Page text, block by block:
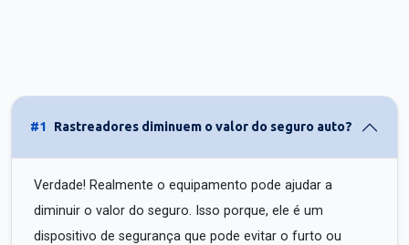
#1 Rastreadores diminuem o valor do seguro auto?
Verdade! Realmente o equipamento pode ajudar a
diminuir o valor do seguro. Isso porque, ele é um
dispositivo de segurança que pode evitar o furto ou